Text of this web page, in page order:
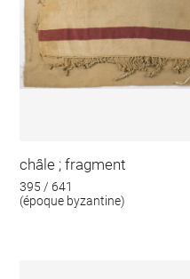
châle ; fragment
395 / 641
(époque byzantine)